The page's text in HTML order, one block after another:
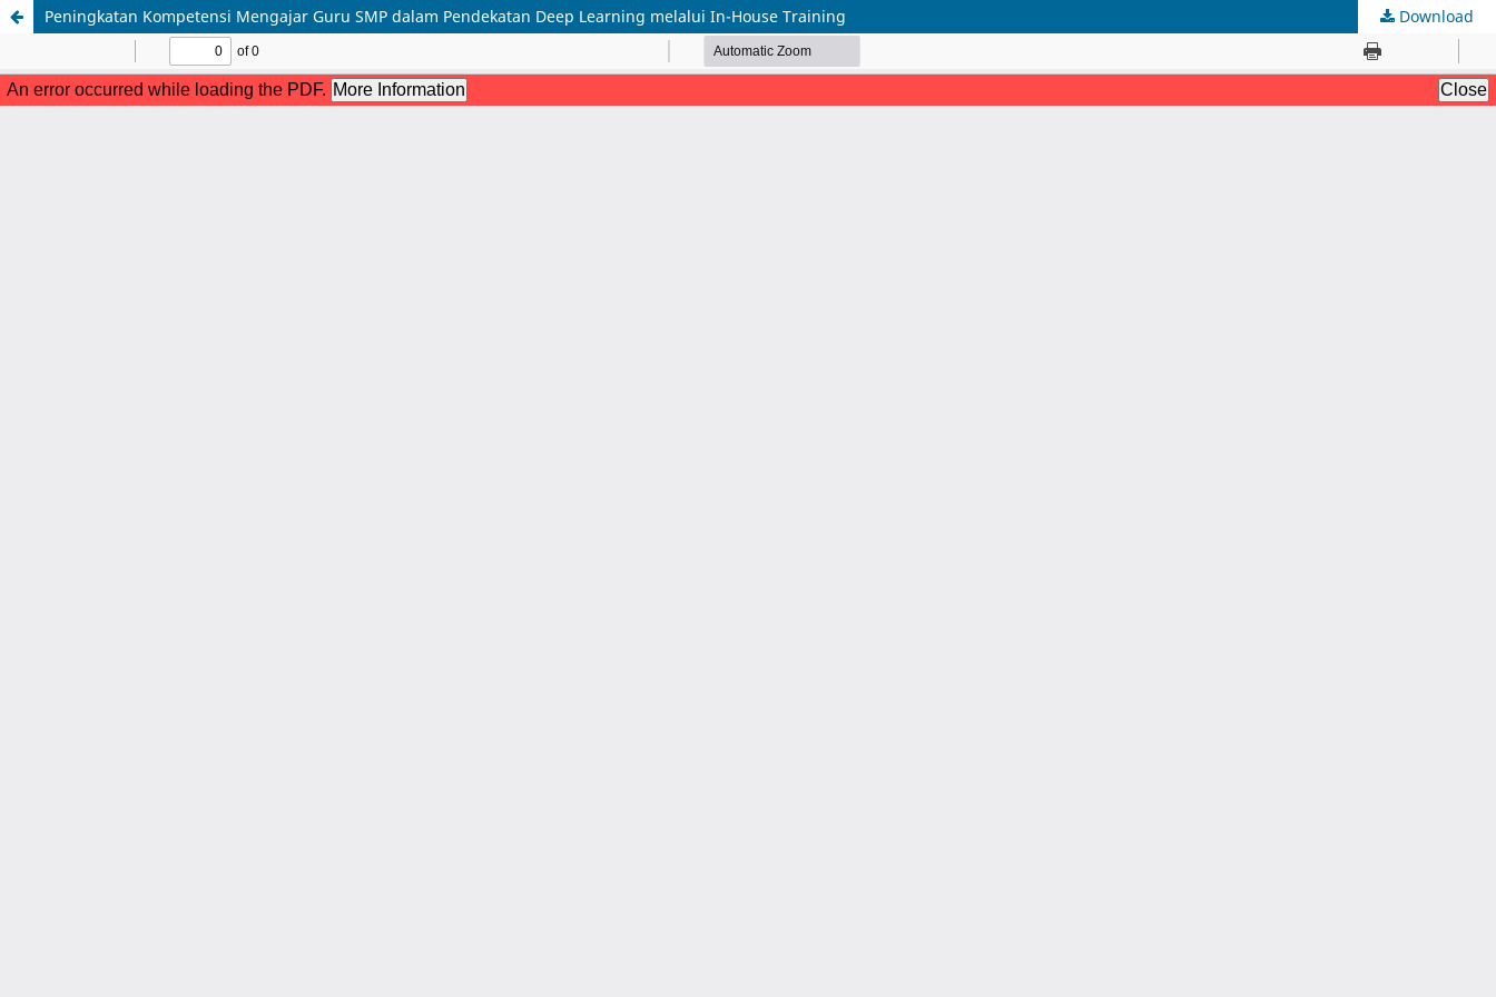
Peningkatan Kompetensi Mengajar Guru SMP dalam Pendekatan Deep Learning melalui In-House Training Download